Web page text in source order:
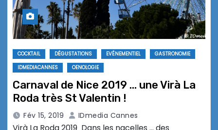
COCKTAIL DÉGUSTATIONS EVÉNEMENTIEL
GASTRONOMIE
IDMEDIACANNES
OENOLOGIE
Carnaval de Nice 2019 … une Virà La
Roda très St Valentin !
Fév 15, 2019 IDmedia Cannes